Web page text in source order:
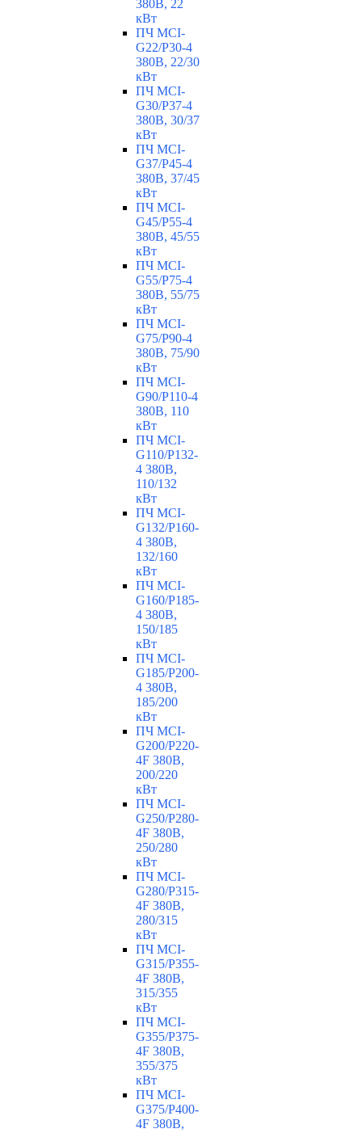
380В, 22
кВт
ПЧ MCI-
G22/P30-4
380В, 22/30
кВт
ПЧ MCI-
G30/P37-4
380В, 30/37
кВт
ПЧ MCI-
G37/P45-4
380В, 37/45
кВт
ПЧ MCI-
G45/P55-4
380В, 45/55
кВт
ПЧ MCI-
G55/P75-4
380В, 55/75
кВт
ПЧ MCI-
G75/P90-4
380В, 75/90
кВт
ПЧ MCI-
G90/P110-4
380В, 110
кВт
ПЧ MCI-
G110/P132-
4 380В,
110/132
кВт
ПЧ MCI-
G132/P160-
4 380В,
132/160
кВт
ПЧ MCI-
G160/P185-
4 380В,
150/185
кВт
ПЧ MCI-
G185/P200-
4 380В,
185/200
кВт
ПЧ MCI-
G200/P220-
4F 380В,
200/220
кВт
ПЧ MCI-
G250/P280-
4F 380В,
250/280
кВт
ПЧ MCI-
G280/P315-
4F 380В,
280/315
кВт
ПЧ MCI-
G315/P355-
4F 380В,
315/355
кВт
ПЧ MCI-
G355/P375-
4F 380В,
355/375
кВт
ПЧ MCI-
G375/P400-
4F 380В,